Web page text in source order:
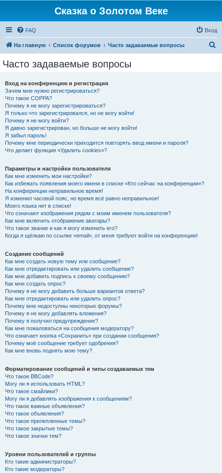
Сказка о Золотом Веке
FAQ Вход
На главную Список форумов Часто задаваемые вопросы
Часто задаваемые вопросы
Вход на конференцию и регистрация
Зачем мне нужно регистрироваться?
Что такое COPPA?
Почему я не могу зарегистрироваться?
Я только что зарегистрировался, но не могу войти!
Почему я не могу войти?
Я давно зарегистрирован, но больше не могу войти!
Я забыл пароль!
Почему мне периодически приходится повторять ввод имени и пароля?
Что делает функция «Удалить cookies»?
Параметры и настройки пользователя
Как мне изменить мои настройки?
Как избежать появления моего имени в списке «Кто сейчас на конференции»?
На конференции неправильное время!
Я изменил часовой пояс, но время всё равно неправильное!
Моего языка нет в списке!
Что означают изображения рядом с моим именем пользователя?
Как мне включить отображение аватары?
Что такое звание и как я могу изменить его?
Когда я щёлкаю по ссылке «email», от меня требуют войти на конференцию!
Создание сообщений
Как мне создать новую тему или сообщение?
Как мне отредактировать или удалить сообщение?
Как мне добавить подпись к своему сообщению?
Как мне создать опрос?
Почему я не могу добавить больше вариантов ответа?
Как мне отредактировать или удалить опрос?
Почему мне недоступны некоторые форумы?
Почему я не могу добавлять вложения?
Почему я получил предупреждение?
Как мне пожаловаться на сообщения модератору?
Что означает кнопка «Сохранить» при создании сообщения?
Почему моё сообщение требует одобрения?
Как мне вновь поднять мою тему?
Форматирование сообщений и типы создаваемых тем
Что такое BBCode?
Могу ли я использовать HTML?
Что такое смайлики?
Могу ли я добавлять изображения к сообщениям?
Что такое важные объявления?
Что такое объявления?
Что такое прилепленные темы?
Что такое закрытые темы?
Что такое значки тем?
Уровни пользователей и группы
Кто такие администраторы?
Кто такие модераторы?